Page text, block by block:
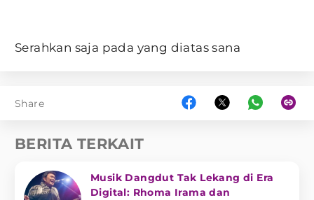
Serahkan saja pada yang diatas sana
Share
BERITA TERKAIT
Musik Dangdut Tak Lekang di Era
Digital: Rhoma Irama dan